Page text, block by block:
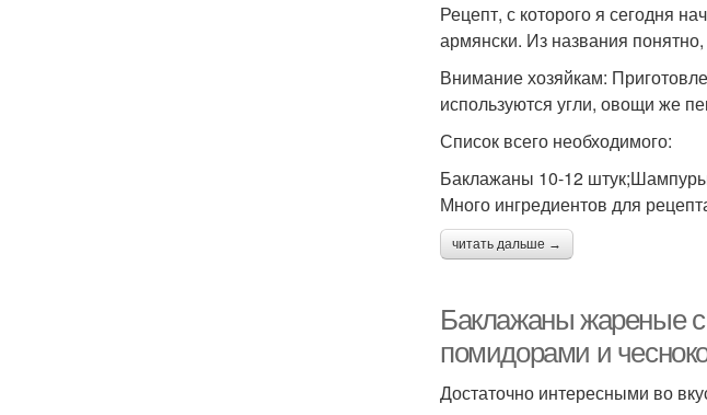
Рецепт, с которого я сегодня
армянски. Из названия
Внимание хозяйкам:
используются угли, овощи же
Список всего необходимого:
Баклажаны 10-12
Много ингредиентов для
читать дальше →
Баклажаны жареные
помидорами и
Достаточно интересными во